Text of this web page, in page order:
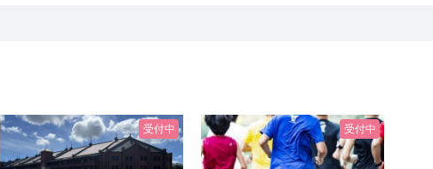
受付中 受付中